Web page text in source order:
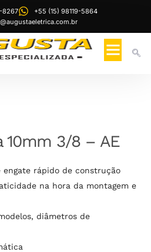
8267
+55 (15) 98119-5864
10mm 3/8 – AE
engate rápido de construção
na hora da montagem e
diâmetros de